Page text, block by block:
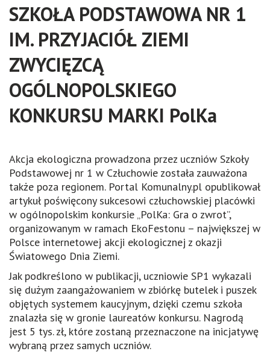
SZKOŁA PODSTAWOWA NR 1
IM. PRZYJACIÓŁ ZIEMI
ZWYCIĘZCĄ
OGÓLNOPOLSKIEGO
KONKURSU MARKI PolKa
Akcja ekologiczna prowadzona przez uczniów Szkoły
Podstawowej nr 1 w Człuchowie została zauważona
także poza regionem. Portal Komunalny.pl opublikował
artykuł poświęcony sukcesowi człuchowskiej placówki
w ogólnopolskim konkursie „PolKa: Gra o zwrot”,
organizowanym w ramach EkoFestonu – największej w
Polsce internetowej akcji ekologicznej z okazji
Światowego Dnia Ziemi.
Jak podkreślono w publikacji, uczniowie SP1 wykazali
się dużym zaangażowaniem w zbiórkę butelek i puszek
objętych systemem kaucyjnym, dzięki czemu szkoła
znalazła się w gronie laureatów konkursu. Nagrodą
jest 5 tys. zł, które zostaną przeznaczone na inicjatywę
wybraną przez samych uczniów.